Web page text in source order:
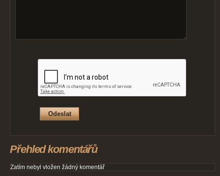
Přehled komentářů
Zatím nebyl vložen žádný komentář